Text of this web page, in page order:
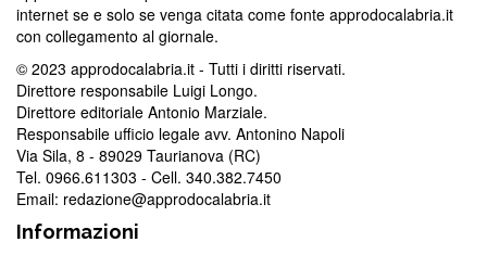
internet se e solo se venga citata come fonte approdocalabria.it
con collegamento al giornale.
© 2023 approdocalabria.it - Tutti i diritti riservati.
Direttore responsabile Luigi Longo.
Direttore editoriale Antonio Marziale.
Responsabile ufficio legale avv. Antonino Napoli
Via Sila, 8 - 89029 Taurianova (RC)
Tel. 0966.611303 - Cell. 340.382.7450
Email: redazione@approdocalabria.it
Informazioni